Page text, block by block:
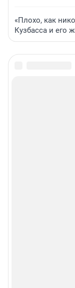
«Плохо, как
Кузбасса и его